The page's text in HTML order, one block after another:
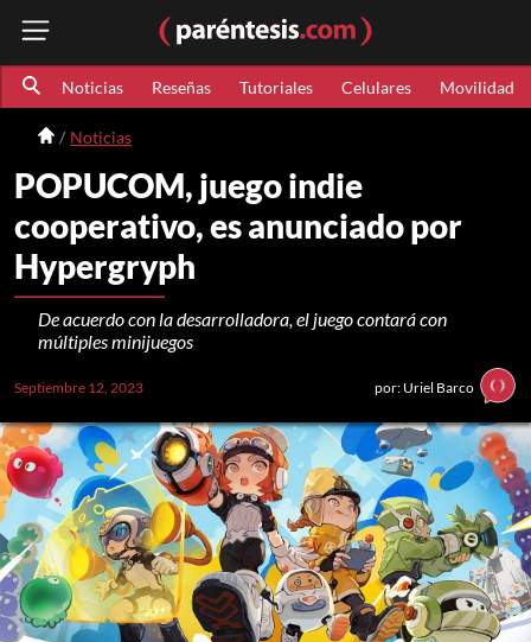
Noticias Reseñas Tutoriales Celulares Movilidad
Noticias
POPUCOM, juego indie
cooperativo, es anunciado por
Hypergryph
De acuerdo con la desarrolladora, el juego contará con
múltiples minijuegos
Septiembre 12, 2023 por: Uriel Barco